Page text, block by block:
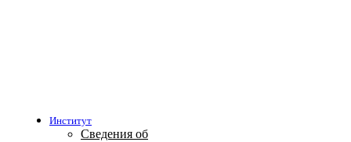
Институт
Сведения об